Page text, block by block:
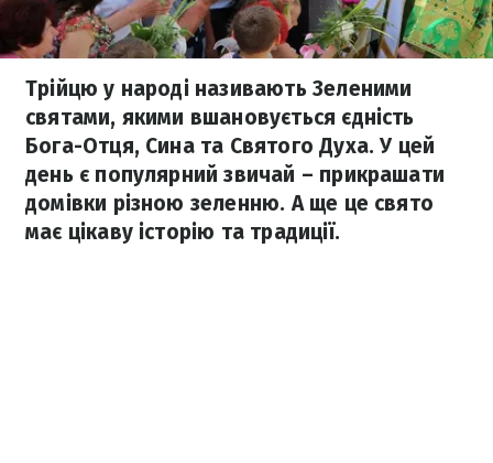
Трійцю у народі називають Зеленими
святами, якими вшановується єдність
Бога-Отця, Сина та Святого Духа. У цей
день є популярний звичай – прикрашати
домівки різною зеленню. А ще це свято
має цікаву історію та традиції.